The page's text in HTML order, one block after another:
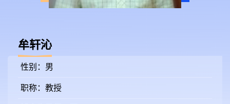
牟轩沁
性别：男
职称：教授